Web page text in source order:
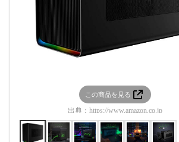
この商品を見る
出典： https://www.amazon.co.jp